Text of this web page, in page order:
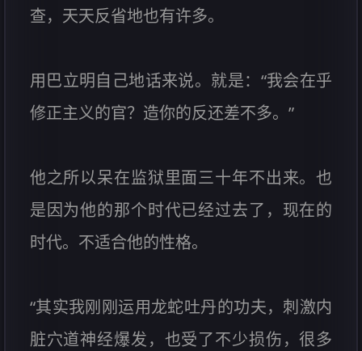
查，天天反省地也有许多。
用巴立明自己地话来说。就是：“我会在乎
修正主义的官？造你的反还差不多。”
他之所以呆在监狱里面三十年不出来。也
是因为他的那个时代已经过去了，现在的
时代。不适合他的性格。
“其实我刚刚运用龙蛇吐丹的功夫，刺激内
脏穴道神经爆发，也受了不少损伤，很多